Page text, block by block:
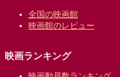
全国の映画館
映画館のレビュー
映画ランキング